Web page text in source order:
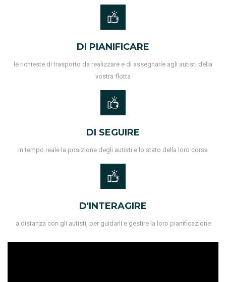
DI PIANIFICARE
le richieste di trasporto da realizzare e di assegnarle agli autisti della
vostra flotta
DI SEGUIRE
in tempo reale la posizione degli autisti e lo stato della loro corsa
D'INTERAGIRE
a distanza con gli autisti, per guidarli e gestire la loro pianificazione